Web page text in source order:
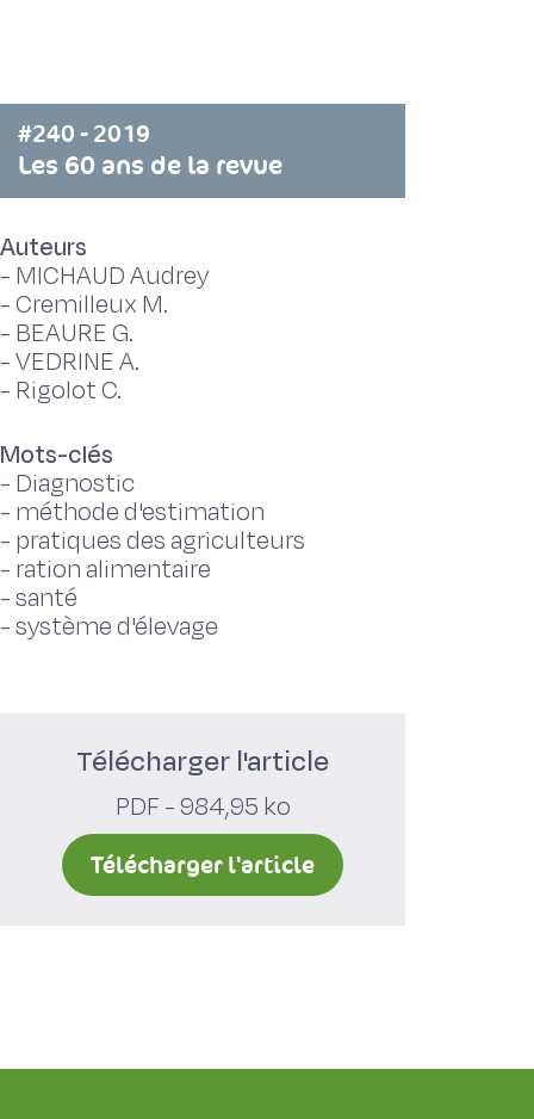
#240 - 2019
Les 60 ans de la revue
Auteurs
- MICHAUD Audrey
-Cremilleux M.
- BEAURE G.
-VEDRINE A.
- Rigolot C.
Mots-clés
- Diagnostic
- méthode d'estimation
- pratiques des agriculteurs
- ration alimentaire
-santé
-système d'élevage
Télécharger l'article
PDF - 984,95 ko
Télécharger l'article